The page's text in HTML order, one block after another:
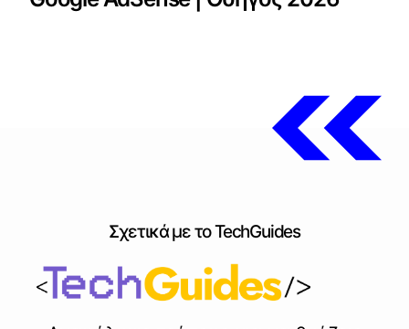
Σχετικά με το TechGuides